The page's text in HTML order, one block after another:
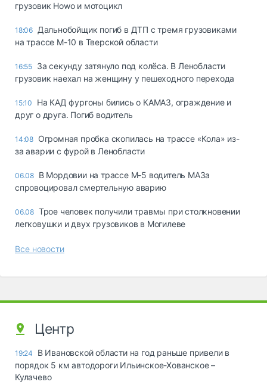
грузовик Howo и мотоцикл
18:06 Дальнобойщик погиб в ДТП с тремя грузовиками
на трассе М-10 в Тверской области
16:55 За секунду затянуло под колёса. В Ленобласти
грузовик наехал на женщину у пешеходного перехода
15:10
На КАД фургоны бились о КАМАЗ, ограждение и
друг о друга. Погиб водитель
14:08 Огромная пробка скопилась на трассе «Кола» из-
за аварии с фурой в Ленобласти
06.08 В Мордовии на трассе М-5 водитель МАЗа
спровоцировал смертельную аварию
06.08 Трое человек получили травмы при столкновении
легковушки и двух грузовиков в Могилеве
Все новости
Центр
19:24
В Ивановской области на год раньше привели в
порядок 5 км автодороги Ильинское-Хованское –
Кулачево